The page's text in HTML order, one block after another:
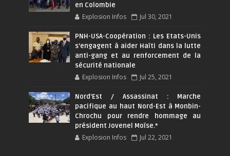
en Colombie
Explosion Infos Jul 30, 2021
PNH-USA-Coopération : Les Etats-Unis
s’engagent à aider Haïti dans la lutte
anti-gang et au renforcement de la
sécurité nationale
Explosion Infos Jul 25, 2021
Nord'Est / Assassinat : Marche
pacifique au haut Nord-Est à Monbin-
Chrochu pour rendre hommage au
président Jovenel Moïse.*
Explosion Infos Jul 22, 2021